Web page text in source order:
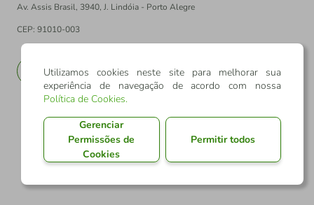
Av. Assis Brasil, 3940, J. Lindóia - Porto Alegre
CEP: 91010-003
EN
Utilizamos cookies neste site para melhorar sua
experiência de navegação de acordo com nossa
Política de Cookies.
Gerenciar
Permissões de
Cookies
Permitir todos